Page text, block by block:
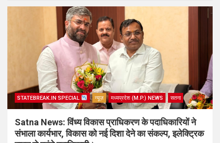
STATEBREAK.IN SPECIAL न्यूज़ मध्यप्रदेश (M.P.) NEWS सतना
Satna News: विंध्य विकास प्राधिकरण के पदाधिकारियों ने
संभाला कार्यभार, विकास को नई दिशा देने का संकल्प, इलेक्ट्रिक